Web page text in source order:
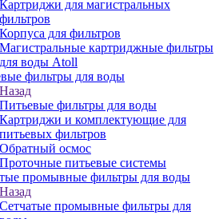
Картриджи для магистральных
фильтров
Корпуса для фильтров
Магистральные картриджные фильтры
для воды Atoll
фильтры для воды
Назад
Питьевые фильтры для воды
Картриджи и комплектующие для
питьевых фильтров
Обратный осмос
Проточные питьевые системы
промывные фильтры для воды
Назад
Сетчатые промывные фильтры для